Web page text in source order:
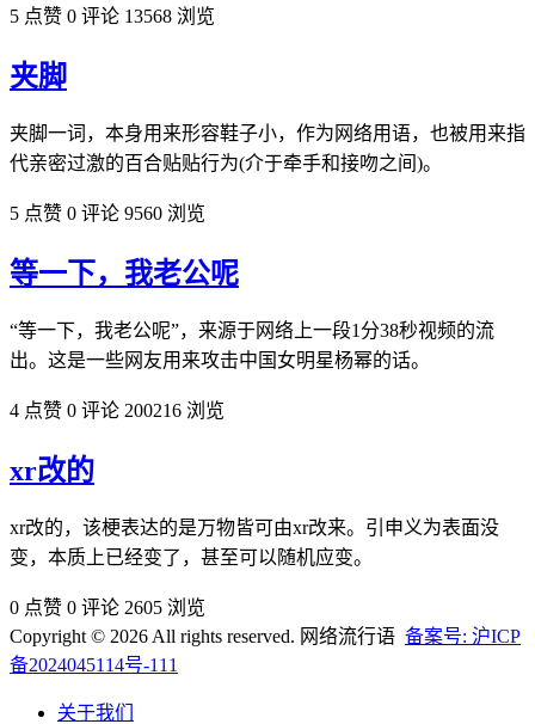
5 点赞 0 评论 13568 浏览
夹脚
夹脚一词，本身用来形容鞋子小，作为网络用语，也被用来指
代亲密过激的百合贴贴行为(介于牵手和接吻之间)。
5 点赞 0 评论 9560 浏览
等一下，我老公呢
“等一下，我老公呢”，来源于网络上一段1分38秒视频的流
出。这是一些网友用来攻击中国女明星杨幂的话。
4 点赞 0 评论 200216 浏览
xr改的
xr改的，该梗表达的是‌‌‌‌‌‌‌‌‌‌‌‌万物皆可由xr改来。引申义为表面没
变，本质上已经变了，甚至可以随机应变。
0 点赞 0 评论 2605 浏览
Copyright © 2026 All rights reserved. 网络流行语 备案号: 沪ICP
备2024045114号-111
关于我们